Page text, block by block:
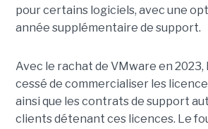
pour certains logiciels, avec une
année supplémentaire de support.
Avec le rachat de VMware en 2023,
cessé de commercialiser les
ainsi que les contrats de support
clients détenant ces licences. Le